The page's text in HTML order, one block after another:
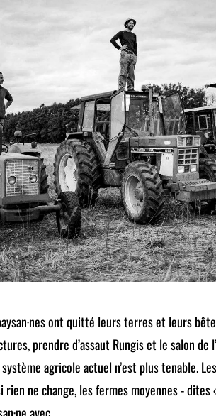
ont quitté leurs terres et leurs
prendre d’assaut Rungis et le salon de
agricole actuel n’est plus tenable.
rien ne change, les fermes moyennes -